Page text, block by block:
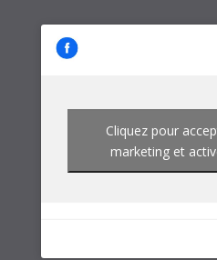
Cliquez pour
marketing et